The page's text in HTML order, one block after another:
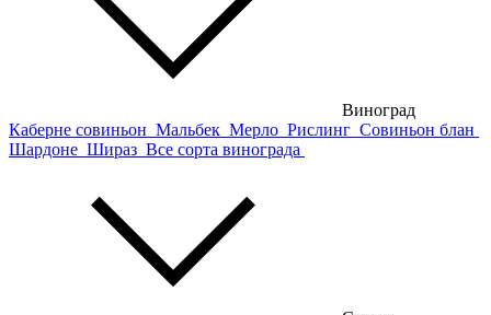
Виноград
Каберне совиньон Мальбек Мерло Рислинг Совиньон блан
Шардоне Шираз Все сорта винограда